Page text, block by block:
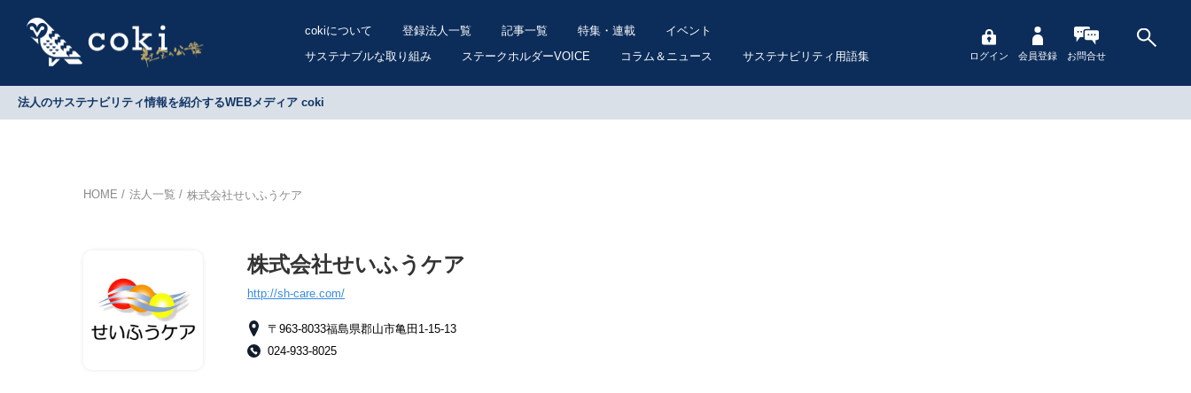
cokiについて 登録法人一覧 記事一覧 特集・連載
イベント
サステナブルな取り組み
ステークホルダーVOICE コラム＆ニュース サステナビリティ用語集 ログイン 会員登録 お問合せ
法人のサステナビリティ情報を紹介するWEBメディア coki
HOME 法人一覧 株式会社せいふうケア
株式会社せいふうケア
http://sh-care.com/
〒963-8033福島県郡山市亀田1-15-13
024-933-8025